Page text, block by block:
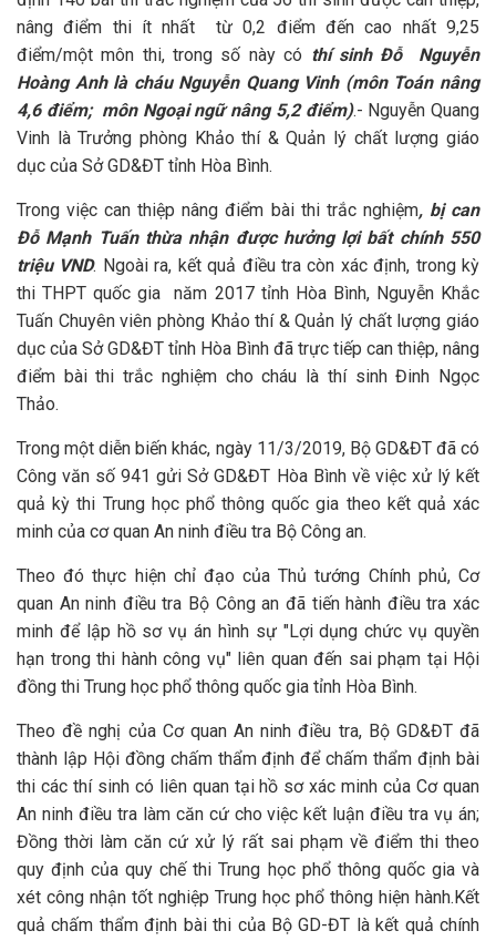
nâng điểm thi ít nhất từ 0,2 điểm đến cao nhất 9,25
điểm/một môn thi, trong số này có thí sinh Đỗ Nguyễn
Hoàng Anh là cháu Nguyễn Quang Vinh (môn Toán nâng
4,6 điểm; môn Ngoại ngữ nâng 5,2 điểm).- Nguyễn Quang
Vinh là Trưởng phòng Khảo thí & Quản lý chất lượng giáo
dục của Sở GD&ĐT tỉnh Hòa Bình.
Trong việc can thiệp nâng điểm bài thi trắc nghiệm, bị can
Đỗ Mạnh Tuấn thừa nhận được hưởng lợi bất chính 550
triệu VND. Ngoài ra, kết quả điều tra còn xác định, trong kỳ
thi THPT quốc gia năm 2017 tỉnh Hòa Bình, Nguyễn Khắc
Tuấn Chuyên viên phòng Khảo thí & Quản lý chất lượng giáo
dục của Sở GD&ĐT tỉnh Hòa Bình đã trực tiếp can thiệp, nâng
điểm bài thi trắc nghiệm cho cháu là thí sinh Đinh Ngọc
Thảo.
Trong một diễn biến khác, ngày 11/3/2019, Bộ GD&ĐT đã có
Công văn số 941 gửi Sở GD&ĐT Hòa Bình về việc xử lý kết
quả kỳ thi Trung học phổ thông quốc gia theo kết quả xác
minh của cơ quan An ninh điều tra Bộ Công an.
Theo đó thực hiện chỉ đạo của Thủ tướng Chính phủ, Cơ
quan An ninh điều tra Bộ Công an đã tiến hành điều tra xác
minh để lập hồ sơ vụ án hình sự "Lợi dụng chức vụ quyền
hạn trong thi hành công vụ" liên quan đến sai phạm tại Hội
đồng thi Trung học phổ thông quốc gia tỉnh Hòa Bình.
Theo đề nghị của Cơ quan An ninh điều tra, Bộ GD&ĐT đã
thành lập Hội đồng chấm thẩm định để chấm thẩm định bài
thi các thí sinh có liên quan tại hồ sơ xác minh của Cơ quan
An ninh điều tra làm căn cứ cho việc kết luận điều tra vụ án;
Đồng thời làm căn cứ xử lý rất sai phạm về điểm thi theo
quy định của quy chế thi Trung học phổ thông quốc gia và
xét công nhận tốt nghiệp Trung học phổ thông hiện hành.Kết
quả chấm thẩm định bài thi của Bộ GD-ĐT là kết quả chính